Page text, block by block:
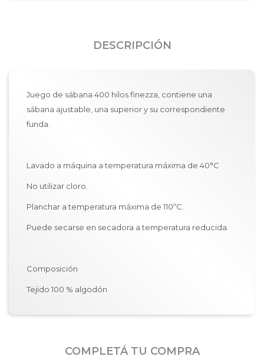
DESCRIPCIÓN
Juego de sábana 400 hilos finezza, contiene una
sábana ajustable, una superior y su correspondiente
funda.
Lavado a máquina a temperatura máxima de 40°C
No utilizar cloro.
Planchar a temperatura máxima de 110ºC.
Puede secarse en secadora a temperatura reducida.
Composición
Tejido 100 % algodón
COMPLETÁ TU COMPRA